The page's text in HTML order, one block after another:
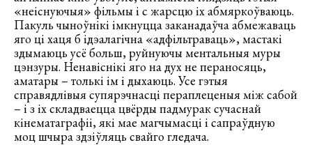
«неіснуючыя» фільмы і с жарсцю іх абмяркоўваюць.
Пакуль чыноўнікі імкнуцца заканадаўча абмежаваць
яго ці хаця б ідэалагічна «адфільтраваць», мастакі
здымаюць усё больш, руйнуючы ментальныя муры
цэнзуры. Ненавіснікі яго на дух не пераносяць,
аматары – толькі ім і дыхаюць. Усе гэтыя
справядлівыя супярэчнасці пераплеценыя між сабой
– і з іх складваецца цвёрды падмурак сучаснай
кінематаграфіі, які мае магчымасці і сапраўдную
моц шчыра здзіўляць свайго гледача.